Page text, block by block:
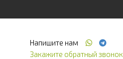
Напишите нам
Закажите обратный звонок